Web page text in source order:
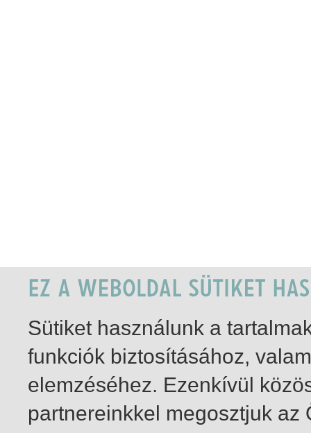
Sütiket használunk a
funkciók biztosításához,
elemzéséhez. Ezenkívül
partnereinkkel megosztjuk